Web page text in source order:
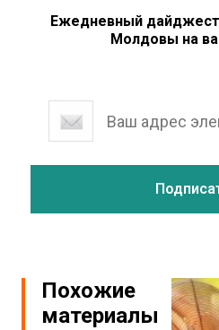
Ежедневный
Молдовы на
Похожие
материалы